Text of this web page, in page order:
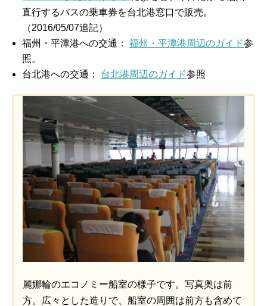
直行するバスの乗車券を台北港窓口で販売。
（2016/05/07追記）
福州・平潭港への交通：福州・平潭港周辺のガイド参
照。
台北港への交通： 台北港周辺のガイド参照
麗娜輪のエコノミー船室の様子です。写真奥は前
方。広々とした造りで、船室の周囲は前方も含めて